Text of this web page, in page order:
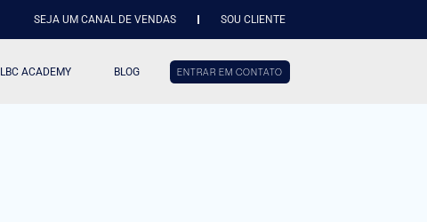
SEJA UM CANAL DE VENDAS SOU CLIENTE
LBC ACADEMY BLOG ENTRAR EM CONTATO